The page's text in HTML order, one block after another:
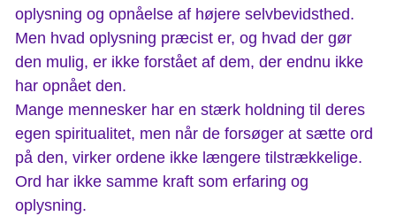
oplysning og opnåelse af højere selvbevidsthed.
Men hvad oplysning præcist er, og hvad der gør
den mulig, er ikke forstået af dem, der endnu ikke
har opnået den.
Mange mennesker har en stærk holdning til deres
egen spiritualitet, men når de forsøger at sætte ord
på den, virker ordene ikke længere tilstrækkelige.
Ord har ikke samme kraft som erfaring og
oplysning.